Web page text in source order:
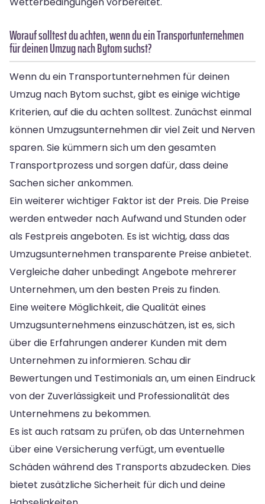
Worauf solltest du achten, wenn du ein Transportunternehmen
für deinen Umzug nach Bytom suchst?
Wenn du ein Transportunternehmen für deinen
Umzug nach Bytom suchst, gibt es einige wichtige
Kriterien, auf die du achten solltest. Zunächst einmal
können Umzugsunternehmen dir viel Zeit und Nerven
sparen. Sie kümmern sich um den gesamten
Transportprozess und sorgen dafür, dass deine
Sachen sicher ankommen.
Ein weiterer wichtiger Faktor ist der Preis. Die Preise
werden entweder nach Aufwand und Stunden oder
als Festpreis angeboten. Es ist wichtig, dass das
Umzugsunternehmen transparente Preise anbietet.
Vergleiche daher unbedingt Angebote mehrerer
Unternehmen, um den besten Preis zu finden.
Eine weitere Möglichkeit, die Qualität eines
Umzugsunternehmens einzuschätzen, ist es, sich
über die Erfahrungen anderer Kunden mit dem
Unternehmen zu informieren. Schau dir
Bewertungen und Testimonials an, um einen Eindruck
von der Zuverlässigkeit und Professionalität des
Unternehmens zu bekommen.
Es ist auch ratsam zu prüfen, ob das Unternehmen
über eine Versicherung verfügt, um eventuelle
Schäden während des Transports abzudecken. Dies
bietet zusätzliche Sicherheit für dich und deine